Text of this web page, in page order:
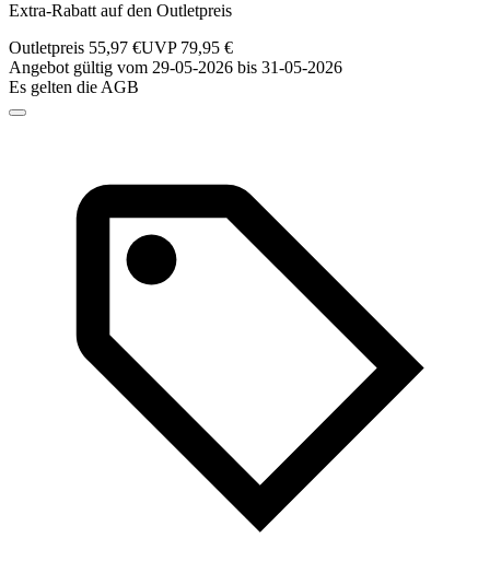
Extra-Rabatt auf den Outletpreis
Outletpreis 55,97 €UVP 79,95 €
Angebot gültig vom 29-05-2026 bis 31-05-2026
Es gelten die AGB